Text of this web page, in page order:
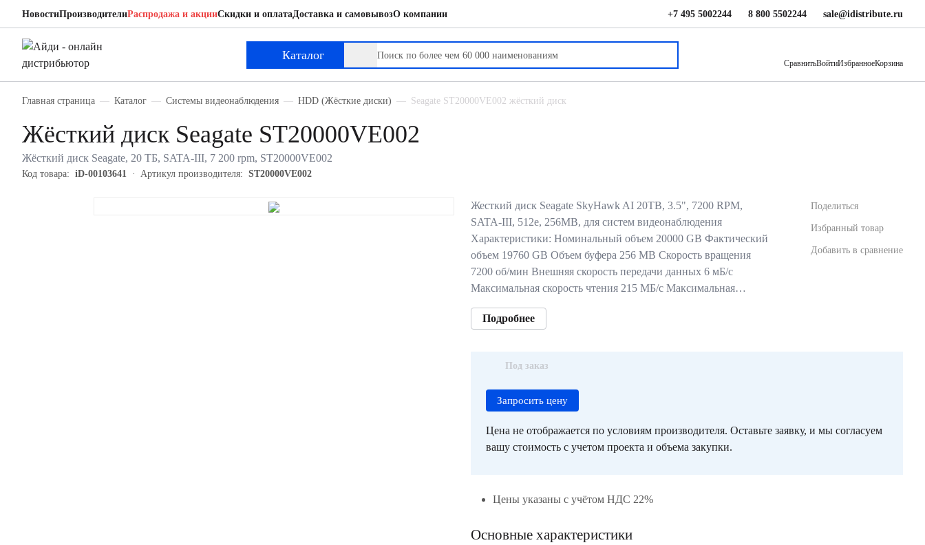
НовостиПроизводителиРаспродажа и акцииСкидки и оплатаДоставка и самовывозО компании +7 495 5002244 8 800 5502244 sale@idistribute.ru
Каталог
СравнитьВойтиИзбранноеКорзина
Главная страница Каталог Системы видеонаблюдения HDD (Жёсткие диски) Seagate ST20000VE002 жёсткий диск
Жёсткий диск Seagate ST20000VE002
Жёсткий диск Seagate, 20 ТБ, SATA-III, 7 200 rpm, ST20000VE002
Код товара: iD-00103641 Артикул производителя: ST20000VE002
Жесткий диск Seagate SkyHawk AI 20TB, 3.5", 7200 RPM,
SATA-III, 512e, 256MB, для систем видеонаблюдения
Характеристики: Номинальный объем 20000 GB Фактический
объем 19760 GB Объем буфера 256 MB Скорость вращения
7200 об/мин Внешняя скорость передачи данных 6 мБ/с
Максимальная скорость чтения 215 МБ/с Максимальная…
Подробнее
Поделиться
Избранный товар
Добавить в сравнение
Под заказ
Запросить цену
Цена не отображается по условиям производителя. Оставьте заявку, и мы согласуем
вашу стоимость с учетом проекта и объема закупки.
Цены указаны с учётом НДС 22%
Основные характеристики